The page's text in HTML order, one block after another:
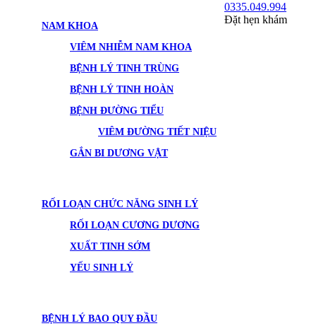
NAM KHOA
VIÊM NHIỄM NAM KHOA
BỆNH LÝ TINH TRÙNG
BỆNH LÝ TINH HOÀN
BỆNH ĐƯỜNG TIỂU
VIÊM ĐƯỜNG TIẾT NIỆU
GẮN BI DƯƠNG VẬT
RỐI LOẠN CHỨC NĂNG SINH LÝ
RỐI LOẠN CƯƠNG DƯƠNG
XUẤT TINH SỚM
YẾU SINH LÝ
BỆNH LÝ BAO QUY ĐẦU
0335.049.994
Đặt hẹn khám